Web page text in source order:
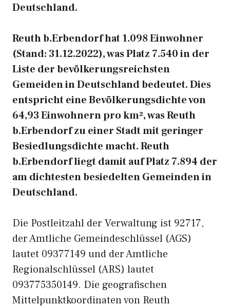
Deutschland.
Reuth b.Erbendorf hat 1.098 Einwohner
(Stand: 31.12.2022), was Platz 7.540 in der
Liste der bevölkerungsreichsten
Gemeiden in Deutschland bedeutet. Dies
entspricht eine Bevölkerungsdichte von
64,93 Einwohnern pro km², was Reuth
b.Erbendorf zu einer Stadt mit geringer
Besiedlungsdichte macht. Reuth
b.Erbendorf liegt damit auf Platz 7.894 der
am dichtesten besiedelten Gemeinden in
Deutschland.
Die Postleitzahl der Verwaltung ist 92717,
der Amtliche Gemeindeschlüssel (AGS)
lautet 09377149 und der Amtliche
Regionalschlüssel (ARS) lautet
093775350149. Die geografischen
Mittelpunktkoordinaten von Reuth